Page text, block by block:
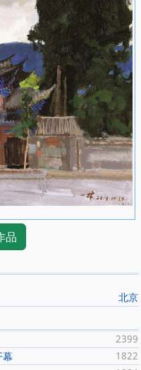
；
校任教；
；
展》；
交流展》；
品
北京
2399
1822